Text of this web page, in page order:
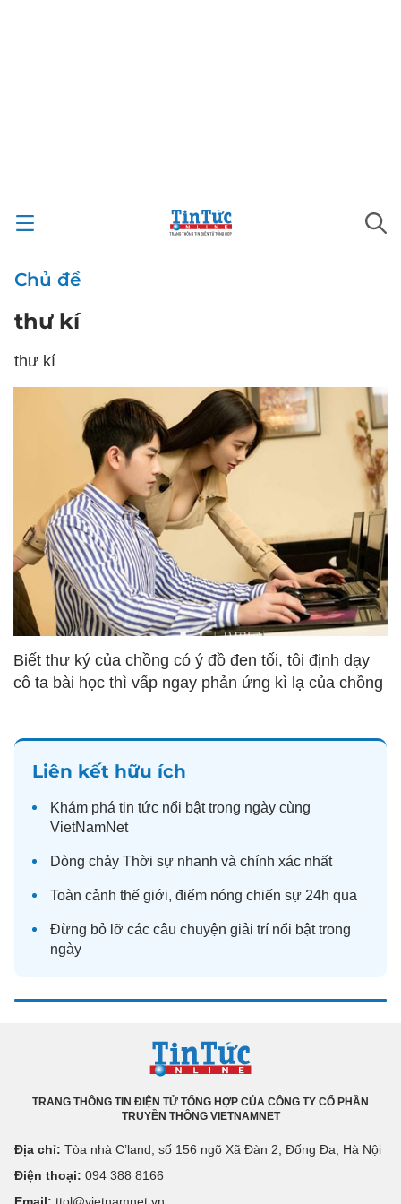
Chủ đề
thư kí
thư kí
Biết thư ký của chồng có ý đồ đen tối, tôi định dạy
cô ta bài học thì vấp ngay phản ứng kì lạ của chồng
Liên kết hữu ích
Khám phá tin tức nổi bật trong ngày cùng
VietNamNet
Dòng chảy Thời sự nhanh và chính xác nhất
Toàn cảnh thế giới, điểm nóng chiến sự 24h qua
Đừng bỏ lỡ các câu chuyện giải trí nổi bật trong
ngày
TRANG THÔNG TIN ĐIỆN TỬ TỔNG HỢP CỦA CÔNG TY CỔ PHẦN
TRUYỀN THÔNG VIETNAMNET
Địa chỉ: Tòa nhà C’land, số 156 ngõ Xã Đàn 2, Đống Đa, Hà Nội
Điện thoại: 094 388 8166